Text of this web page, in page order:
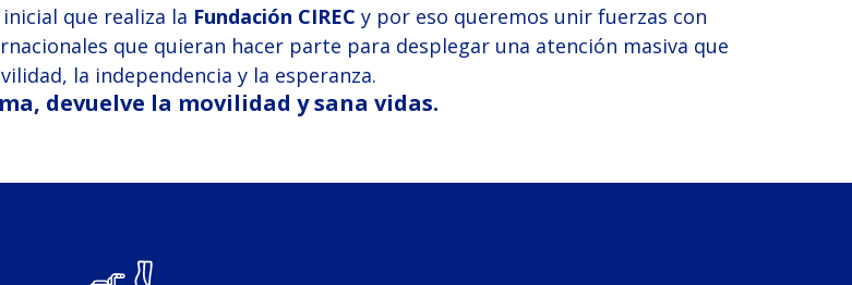
que realiza la Fundación CIREC y por eso queremos unir fuerzas con
que quieran hacer parte para desplegar una atención masiva que
la independencia y la esperanza.
devuelve la movilidad y sana vidas.